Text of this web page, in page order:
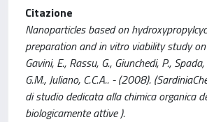
Citazione
Nanoparticles based on
preparation and in vitro viability study
Gavini, E., Rassu, G., Giunchedi, P.,
G.M., Juliano, C.C.A.. - (2008).
di studio dedicata alla chimica organica
biologicamente attive ).